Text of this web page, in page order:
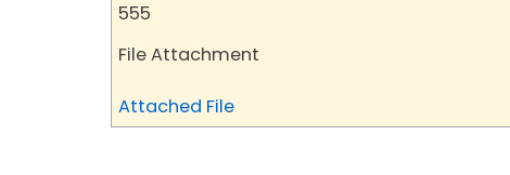
555
File Attachment
Attached File